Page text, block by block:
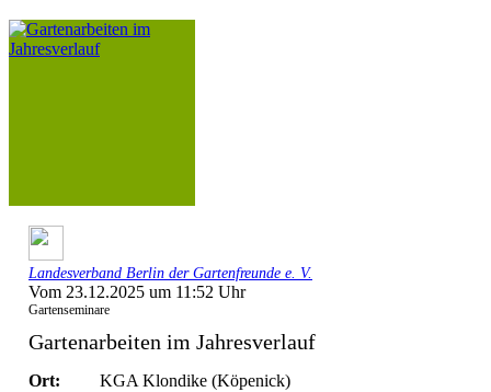
Landesverband Berlin der Gartenfreunde e. V.
Vom 23.12.2025 um 11:52 Uhr
Gartenseminare
Gartenarbeiten im Jahresverlauf
Ort:
KGA Klondike (Köpenick)